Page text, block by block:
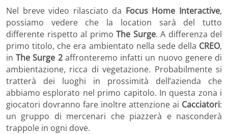
Nel breve video rilasciato da Focus Home Interactive,
possiamo vedere che la location sarà del tutto
differente rispetto al primo The Surge. A differenza del
primo titolo, che era ambientato nella sede della CREO,
inThe Surge 2affronteremo infatti un nuovo genere di
ambientazione, ricca di vegetazione. Probabilmente si
tratterà dei luoghi in prossimità dell’azienda che
abbiamo esplorato nel primo capitolo. In questa zona i
giocatori dovranno fare inoltre attenzione ai Cacciatori:
un gruppo di mercenari che piazzerà e nasconderà
trappole in ogni dove.